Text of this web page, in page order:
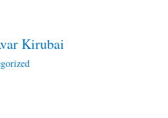
Kirubai